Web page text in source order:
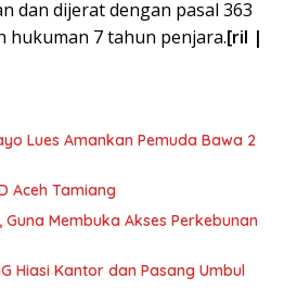
dan dijerat dengan pasal 363
hukuman 7 tahun penjara.[ril |
Lues Amankan Pemuda Bawa 2
Aceh Tamiang
Membuka Akses Perkebunan
Hiasi Kantor dan Pasang Umbul